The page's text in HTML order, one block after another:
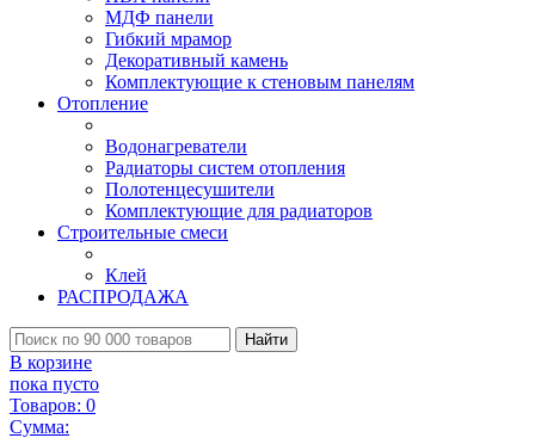
МДФ панели
Гибкий мрамор
Декоративный камень
Комплектующие к стеновым панелям
Отопление
Водонагреватели
Радиаторы систем отопления
Полотенцесушители
Комплектующие для радиаторов
Строительные смеси
Клей
РАСПРОДАЖА
Найти
В корзине
пока пусто
Товаров: 0
Сумма: